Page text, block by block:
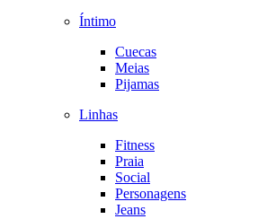
Íntimo
Cuecas
Meias
Pijamas
Linhas
Fitness
Praia
Social
Personagens
Jeans